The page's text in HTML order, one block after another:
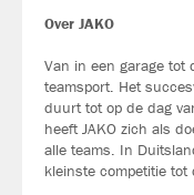
Over JAKO
Van in een garage tot
teamsport. Het
duurt tot op de dag
heeft JAKO zich als
alle teams. In
kleinste competitie tot